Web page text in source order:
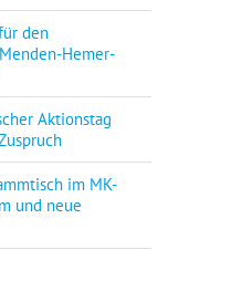
den
Hemer-
Aktionstag
im MK-
und neue